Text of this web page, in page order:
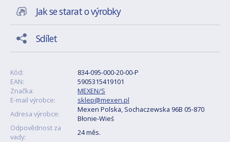
Jak se starat o výrobky
Sdílet
Kód:
834-095-000-20-00-P
EAN:
5905315419101
Značka:
MEXEN/S
E-mail výrobce:
sklep@mexen.pl
Adresa výrobce:
Mexen Polska, Sochaczewska 96B 05-870
Błonie-Wieś
Odpovědnost za
vady:
24 měs.